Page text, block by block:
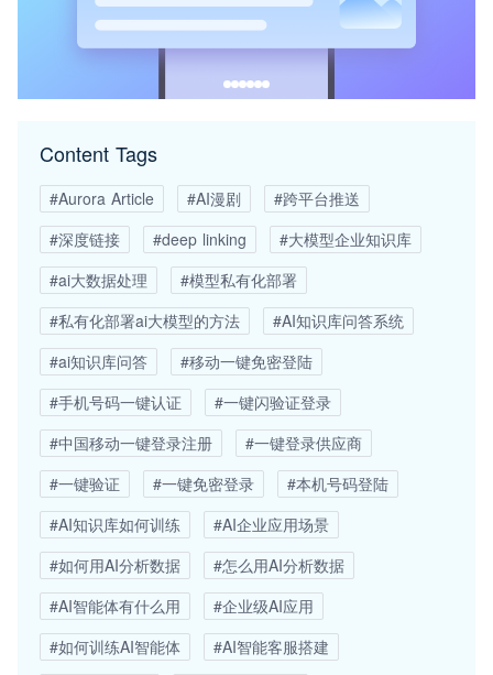
Content Tags
#Aurora Article #AI漫剧
#跨平台推送
#深度链接
#deep linking
#大模型企业知识库
#ai大数据处理
#模型私有化部署
#私有化部署ai大模型的方法
#AI知识库问答系统
#ai知识库问答
#移动一键免密登陆
#手机号码一键认证
#一键闪验证登录
#中国移动一键登录注册
#一键登录供应商
#一键验证
#一键免密登录
#本机号码登陆
#AI知识库如何训练
#AI企业应用场景
#如何用AI分析数据
#怎么用AI分析数据
#AI智能体有什么用
#企业级AI应用
#如何训练AI智能体
#AI智能客服搭建